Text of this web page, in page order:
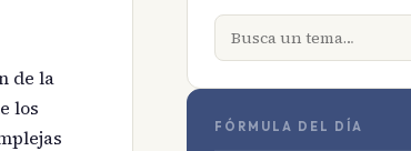
de la
los
FÓRMULA DEL DÍA